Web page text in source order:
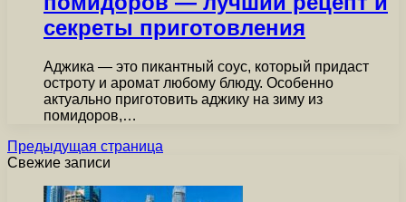
секреты приготовления
Аджика — это пикантный соус, который придаст
остроту и аромат любому блюду. Особенно
актуально приготовить аджику на зиму из
помидоров,…
Предыдущая страница
Свежие записи